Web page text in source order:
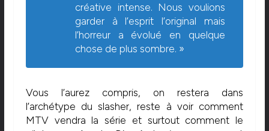
créative intense. Nous voulions
garder à l’esprit l’original mais
l’horreur a évolué en quelque
chose de plus sombre. »
Vous l’aurez compris, on restera dans
l’archétype du slasher, reste à voir comment
MTV vendra la série et surtout comment le